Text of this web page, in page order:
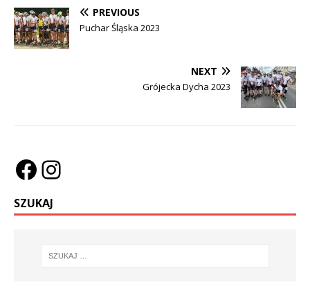
PREVIOUS
Puchar Śląska 2023
NEXT
Grójecka Dycha 2023
SZUKAJ